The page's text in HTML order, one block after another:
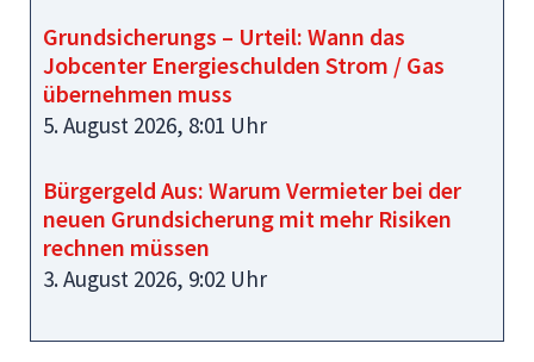
Grundsicherungs – Urteil: Wann das
Jobcenter Energieschulden Strom / Gas
übernehmen muss
5. August 2026, 8:01 Uhr
Bürgergeld Aus: Warum Vermieter bei der
neuen Grundsicherung mit mehr Risiken
rechnen müssen
3. August 2026, 9:02 Uhr